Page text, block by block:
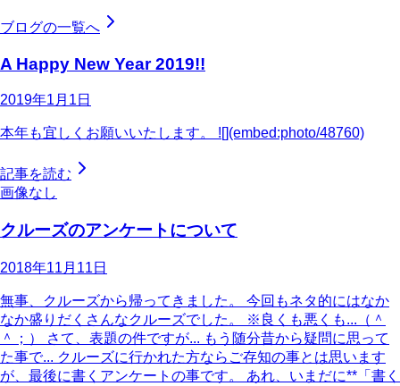
ブログの一覧へ
A Happy New Year 2019!!
2019年1月1日
本年も宜しくお願いいたします。 ![](embed:photo/48760)
記事を読む
画像なし
クルーズのアンケートについて
2018年11月11日
無事、クルーズから帰ってきました。 今回もネタ的にはなか
なか盛りだくさんなクルーズでした。 ※良くも悪くも...（＾
＾；） さて、表題の件ですが... もう随分昔から疑問に思って
た事で... クルーズに行かれた方ならご存知の事とは思います
が、最後に書くアンケートの事です。 あれ、いまだに**「書く